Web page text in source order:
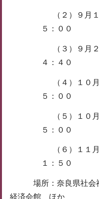
（２）９月
５：００
（３）９月
４：４０
（４）１０
５：００
（５）１０月
５：００
（６）１１月
１：５０
場所：奈良県社会福
経済会館 ほか